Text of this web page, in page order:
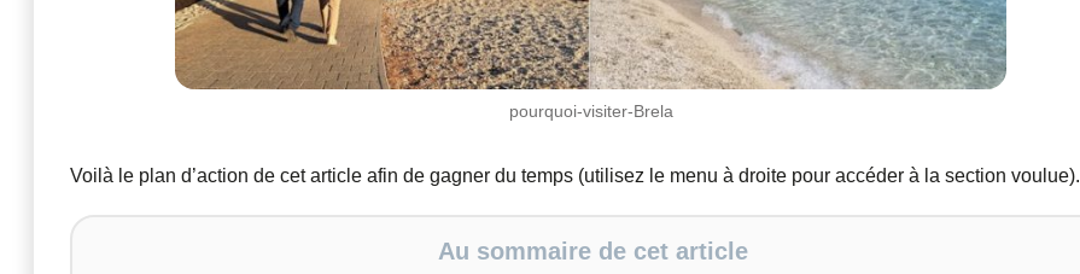
pourquoi-visiter-Brela
Voilà le plan d’action de cet article afin de gagner du temps (utilisez le menu à droite pour accéder à la section voulue).
Au sommaire de cet article